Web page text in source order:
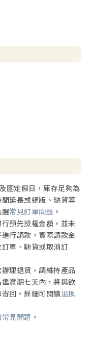
，埋葬
國定假日，庫存足夠為
延長或絕版、缺貨等
選常見訂單問題 。
預先授權金額，並未
行請款，實際請款金
單、缺貨或取消訂
理退貨，請維持產品
賞期七天內，將與欲
回。詳細可閱讀退換
見問題 。